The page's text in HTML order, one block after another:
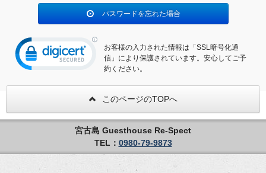
パスワードを忘れた場合
お客様の入力された情報は「SSL暗号化通
信」により保護されています。安心してご予
約ください。
このページのTOPへ
宮古島 Guesthouse Re-Spect
TEL： 0980-79-9873